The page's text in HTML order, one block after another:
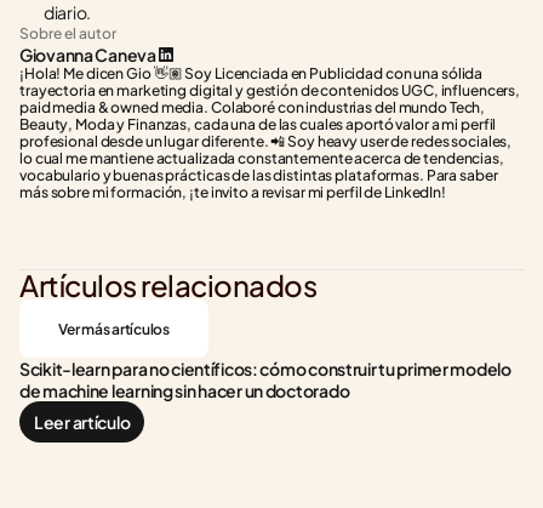
diario.
Sobre el autor
Giovanna Caneva
¡Hola! Me dicen Gio 👋🏽 Soy Licenciada en Publicidad con una sólida
trayectoria en marketing digital y gestión de contenidos UGC, influencers,
paid media & owned media. Colaboré con industrias del mundo Tech,
Beauty, Moda y Finanzas, cada una de las cuales aportó valor a mi perfil
profesional desde un lugar diferente. 📲 Soy heavy user de redes sociales,
lo cual me mantiene actualizada constantemente acerca de tendencias,
vocabulario y buenas prácticas de las distintas plataformas. Para saber
más sobre mi formación, ¡te invito a revisar mi perfil de LinkedIn!
Artículos relacionados
Ver más artículos
Scikit-learn para no científicos: cómo construir tu primer modelo
de machine learning sin hacer un doctorado
Leer artículo